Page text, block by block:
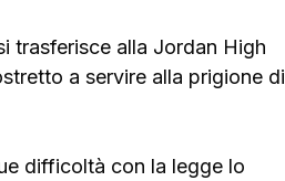
trasferisce alla Jordan High
a servire alla prigione di
difficoltà con la legge lo